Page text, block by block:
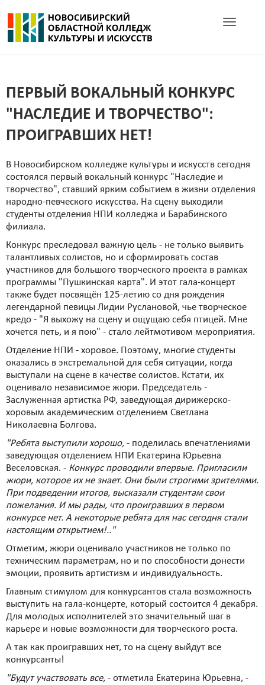
Toggle
ПЕРВЫЙ ВОКАЛЬНЫЙ КОНКУРС
"НАСЛЕДИЕ И ТВОРЧЕСТВО":
ПРОИГРАВШИХ НЕТ!
В Новосибирском колледже культуры и искусств сегодня
состоялся первый вокальный конкурс "Наследие и
творчество", ставший ярким событием в жизни отделения
народно-певческого искусства. На сцену выходили
студенты отделения НПИ колледжа и Барабинского
филиала.
Конкурс преследовал важную цель - не только выявить
талантливых солистов, но и сформировать состав
участников для большого творческого проекта в рамках
программы "Пушкинская карта". И этот гала-концерт
также будет посвящён 125-летию со дня рождения
легендарной певицы Лидии Руслановой, чье творческое
кредо - "Я выхожу на сцену и ощущаю себя птицей. Мне
хочется петь, и я пою" - стало лейтмотивом мероприятия.
Отделение НПИ - хоровое. Поэтому, многие студенты
оказались в экстремальной для себя ситуации, когда
выступали на сцене в качестве солистов. Кстати, их
оценивало независимое жюри. Председатель -
Заслуженная артистка РФ, заведующая дирижерско-
хоровым академическим отделением Светлана
Николаевна Болгова.
"Ребята выступили хорошо, - поделилась впечатлениями
заведующая отделением НПИ Екатерина Юрьевна
Веселовская. - Конкурс проводили впервые. Пригласили
жюри, которое их не знает. Они были строгими зрителями.
При подведении итогов, высказали студентам свои
пожелания. И мы рады, что проигравших в первом
конкурсе нет. А некоторые ребята для нас сегодня стали
настоящим открытием!.."
Отметим, жюри оценивало участников не только по
техническим параметрам, но и по способности донести
эмоции, проявить артистизм и индивидуальность.
Главным стимулом для конкурсантов стала возможность
выступить на гала-концерте, который состоится 4 декабря.
Для молодых исполнителей это значительный шаг в
карьере и новые возможности для творческого роста.
А так как проигравших нет, то на сцену выйдут все
конкурсанты!
"Будут участвовать все, - отметила Екатерина Юрьевна, -